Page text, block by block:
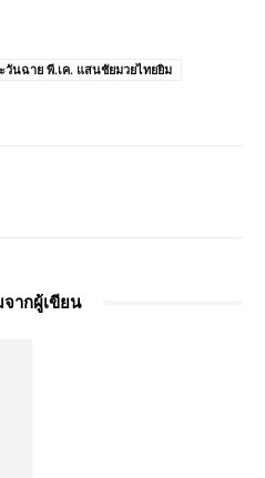
วันฉาย พี.เค. แสนชัยมวยไทยยิม
จากผู้เขียน